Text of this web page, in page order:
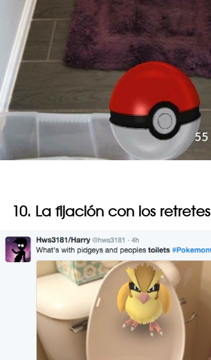
10. La fijación con los retretes